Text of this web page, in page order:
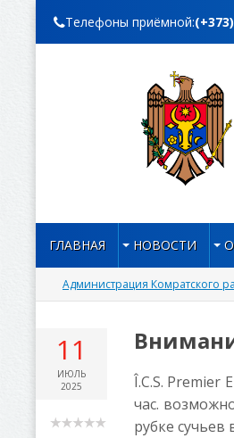
Телефоны приёмной:
ГЛАВНАЯ НОВОСТИ
Администрация Комратского
11
ИЮЛЬ
2025
Î.C.S. Premier
час.
рубке